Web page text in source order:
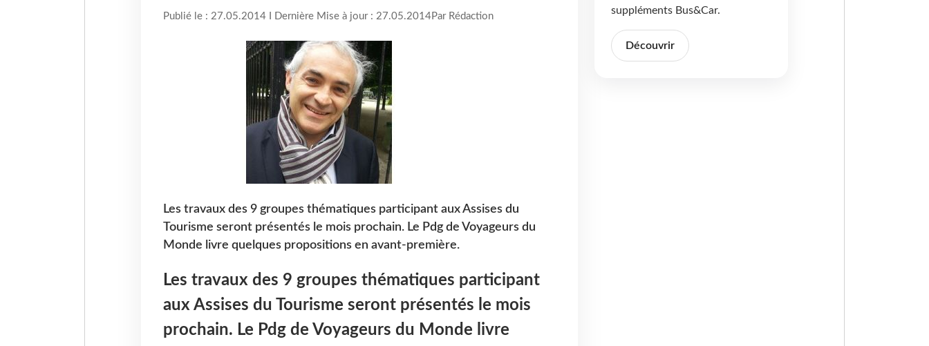
Publié le : 27.05.2014 I Dernière Mise à jour : 27.05.2014Par Rédaction
Les travaux des 9 groupes thématiques participant aux Assises du
Tourisme seront présentés le mois prochain. Le Pdg de Voyageurs du
Monde livre quelques propositions en avant-première.
Les travaux des 9 groupes thématiques participant
aux Assises du Tourisme seront présentés le mois
prochain. Le Pdg de Voyageurs du Monde livre
suppléments Bus&Car.
Découvrir